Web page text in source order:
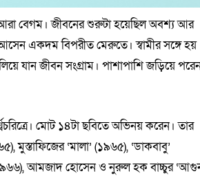
আরা বেগম। জীবনের শুরুটা হয়েছিল অবশ্য আর
একদম বিপরীত মেরুতে। স্বামীর সঙ্গে হয়
যান জীবন সংগ্রাম। পাশাপাশি জড়িয়ে
মোট ১৪টা ছবিতে অভিনয় করেন। তার
মুস্তাফিজের ‘মালা’ (১৯৬৫), ‘ডাকবাবু’
(১৯৬৬), আমজাদ হোসেন ও নুরুল হক বাচ্চুর